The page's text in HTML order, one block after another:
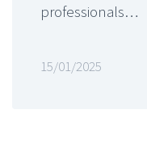
professionals…
15/01/2025